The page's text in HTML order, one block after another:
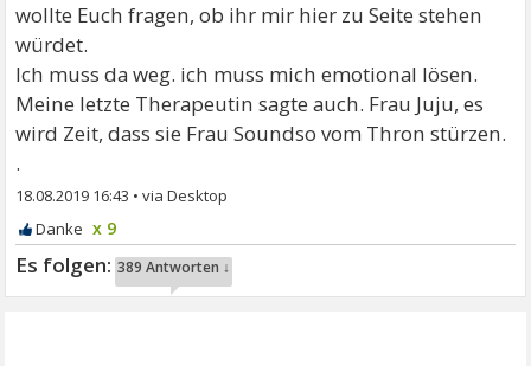
wollte Euch fragen, ob ihr mir hier zu Seite stehen
würdet.
Ich muss da weg. ich muss mich emotional lösen.
Meine letzte Therapeutin sagte auch. Frau Juju, es
wird Zeit, dass sie Frau Soundso vom Thron stürzen.
.
18.08.2019 16:43 •
x 9
389 Antworten ↓